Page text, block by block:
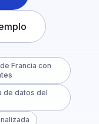
Francia con
de datos del